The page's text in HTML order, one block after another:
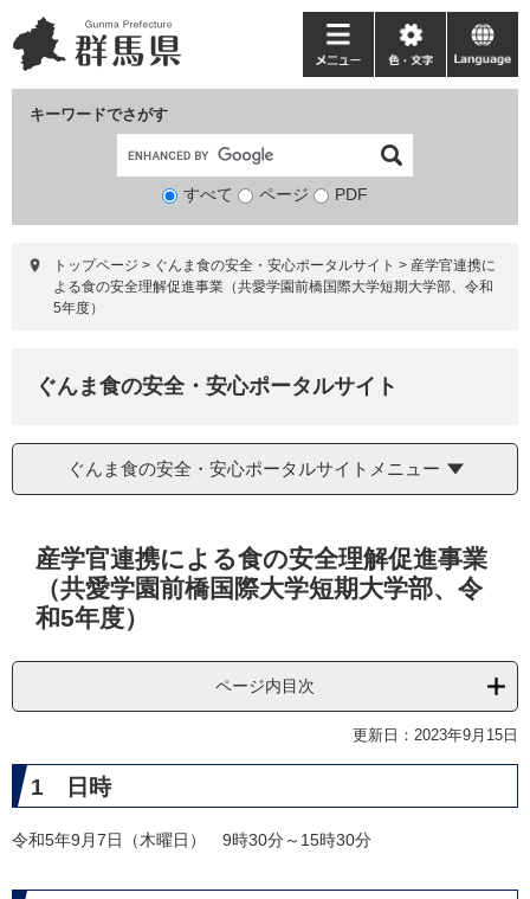
ー
ジ
ニ
ュ
て
キーワードでさがす
検
象
すべて ページ PDF
メ
ニ
ー
色・
文
language
トップページ > ぐんま食の安全・安心ポータルサイト > 産学官連携に
よる食の安全理解促進事業（共愛学園前橋国際大学短期大学部、令和
5年度）
ぐんま食の安全・安心ポータルサイト
ぐんま食の安全・安心ポータルサイトメニュー
産学官連携による食の安全理解促進事業
（共愛学園前橋国際大学短期大学部、令
和5年度）
ページ内目次
更新日：2023年9月15日
1 日時
令和5年9月7日（木曜日） 9時30分～15時30分